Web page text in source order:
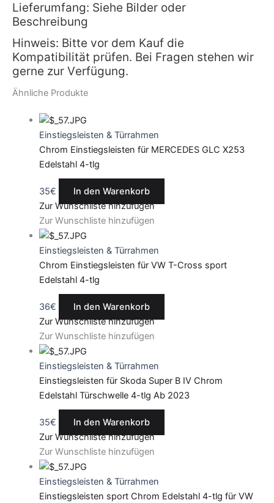
Lieferumfang: Siehe Bilder oder
Beschreibung
Hinweis: Bitte vor dem Kauf die
Kompatibilität prüfen. Bei Fragen stehen wir
gerne zur Verfügung.
Ähnliche Produkte
Einstiegsleisten & Türrahmen
Chrom Einstiegsleisten für MERCEDES GLC X253
Edelstahl 4-tlg
35€
In den Warenkorb
Zur Wunschliste hinzufügen
Zur Wunschliste hinzufügen
Einstiegsleisten & Türrahmen
Chrom Einstiegsleisten für VW T-Cross sport
Edelstahl 4-tlg
36€
In den Warenkorb
Zur Wunschliste hinzufügen
Zur Wunschliste hinzufügen
Einstiegsleisten & Türrahmen
Einstiegsleisten für Skoda Super B IV Chrom
Edelstahl Türschwelle 4-tlg Ab 2023
35€
In den Warenkorb
Zur Wunschliste hinzufügen
Zur Wunschliste hinzufügen
Einstiegsleisten & Türrahmen
Einstiegsleisten sport Chrom Edelstahl 4-tlg für VW